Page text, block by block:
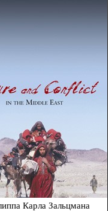
Карла Зальцмана